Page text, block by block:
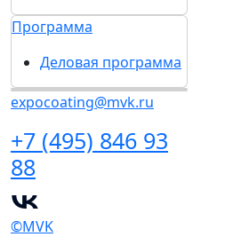
Программа
Деловая программа
expocoating@mvk.ru
+7 (495) 846 93
88
©MVK